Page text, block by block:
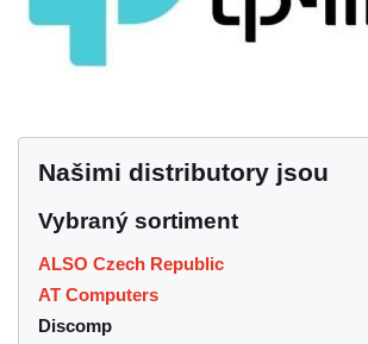
Našimi distributory jsou
Vybraný sortiment
ALSO Czech Republic
AT Computers
Discomp